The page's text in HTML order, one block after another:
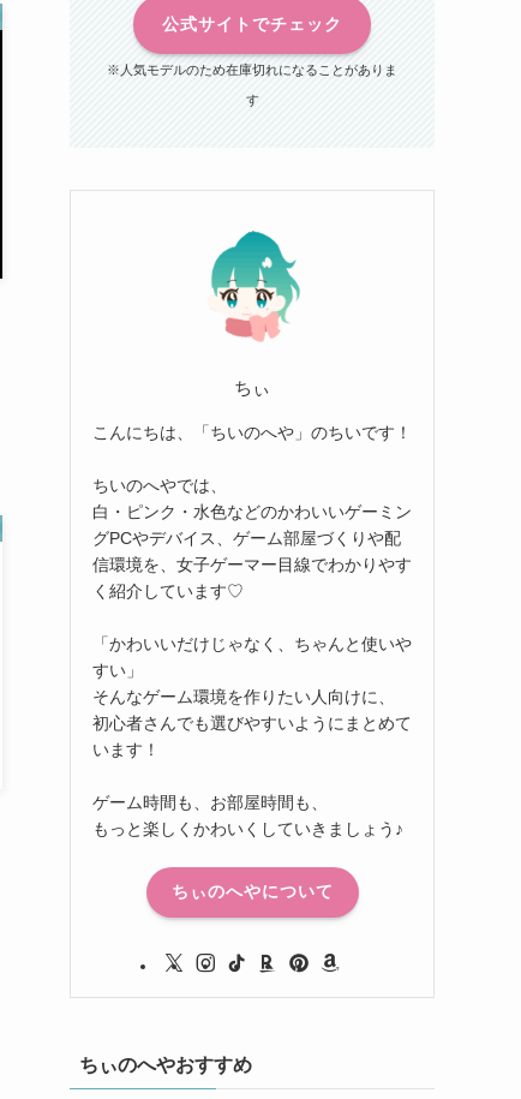
公式サイトでチェック
※人気モデルのため在庫切れになることがありま
す
ちぃ
こんにちは、「ちいのへや」のちいです！
ちいのへやでは、
白・ピンク・水色などのかわいいゲーミン
グPCやデバイス、ゲーム部屋づくりや配
信環境を、女子ゲーマー目線でわかりやす
く紹介しています♡
「かわいいだけじゃなく、ちゃんと使いや
すい」
そんなゲーム環境を作りたい人向けに、
初心者さんでも選びやすいようにまとめて
います！
ゲーム時間も、お部屋時間も、
もっと楽しくかわいくしていきましょう♪
ちぃのへやについて
ちぃのへやおすすめ